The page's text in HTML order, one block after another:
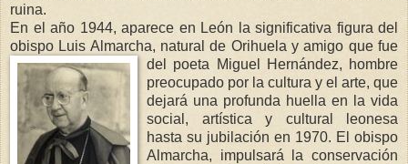
ruina.
En el año 1944, aparece en León la significativa figura del
obispo Luis Almarcha, natural de Orihuela yamigo que fue
del poeta Miguel Hernández, hombre
preocupado por la cultura y el arte, que
dejará una profunda huella en la vida
social, artística y cultural leonesa
hasta su jubilación en 1970. El obispo
Almarcha, impulsará la conservación